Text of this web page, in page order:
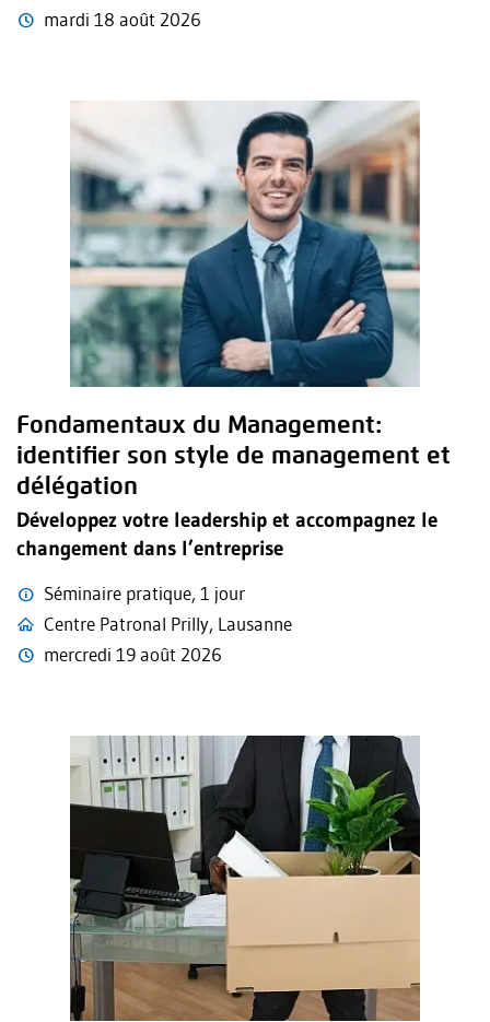
mardi 18 août 2026
Fondamentaux du Management:
identifier son style de management et
délégation
Développez votre leadership et accompagnez le
changement dans l’entreprise
Séminaire pratique, 1 jour
Centre Patronal Prilly, Lausanne
mercredi 19 août 2026